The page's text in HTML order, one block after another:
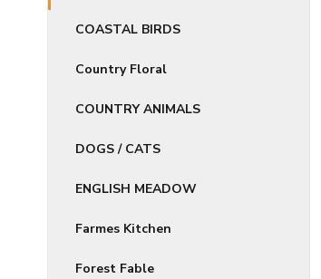
COASTAL BIRDS
Country Floral
COUNTRY ANIMALS
DOGS / CATS
ENGLISH MEADOW
Farmes Kitchen
Forest Fable